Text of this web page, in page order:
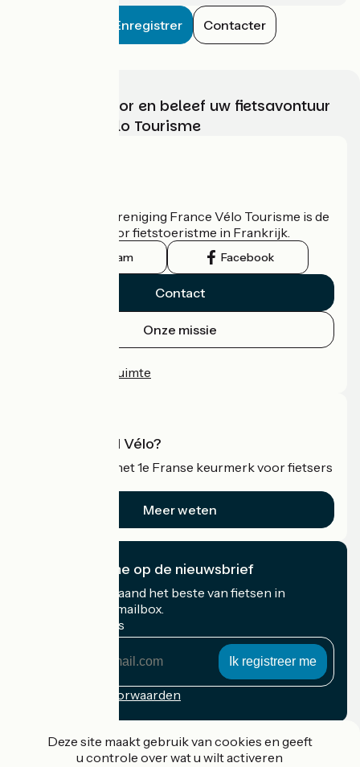
Enregistrer Contacter
Kies, bereid voor en beleef uw fietsavontuur
met France Vélo Tourisme
De nationale vereniging France Vélo Tourisme is de
officiële gids voor fietstoeristme in Frankrijk.
Instagram Facebook
Contact
Onze missie
Professionele ruimte
Wat is Accueil Vélo?
Accueil Vélo is het 1e Franse keurmerk voor fietsers
Meer weten
Ik abonneer me op de nieuwsbrief
Ontvang elke maand het beste van fietsen in
Frankrijk in uw mailbox.
Mijn e-mailadres
Inschrijvingsvoorwaarden
Deze site maakt gebruik van cookies en geeft
u controle over wat u wilt activeren